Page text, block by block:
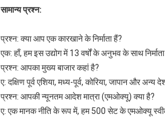
सामान्य प्रश्न:
प्रश्न: क्या आप एक कारखाने के निर्माता हैं?
एक: हाँ, हम इस उद्योग में 13 वर्षों के अनुभव के साथ
प्रश्न: आपका मुख्य बाजार कहां है?
ए: दक्षिण पूर्व एशिया, मध्य-पूर्व, कोरिया, जापान और अन्य
प्रश्न: आपकी न्यूनतम आदेश मात्रा (एमओक्यू) क्या है?
ए: एक मानक नीति के रूप में, हम 500 सेट के एमओक्यू